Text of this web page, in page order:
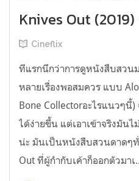
Knives Out
Cineflix
ทีแรกนึกว่าการดูหนังสืบสวน
หลายเรื่องพอสมควร แบบ
Bone Collectorอะไรแนวๆนี้)
ได้ง่ายขึ้น แต่เอาเข้าจริงมัน
น่ะ มันเป็นหนังสืบสวนดาดๆ
Out ที่ผู้กำกับเค้าก็ออกตัวมาเ